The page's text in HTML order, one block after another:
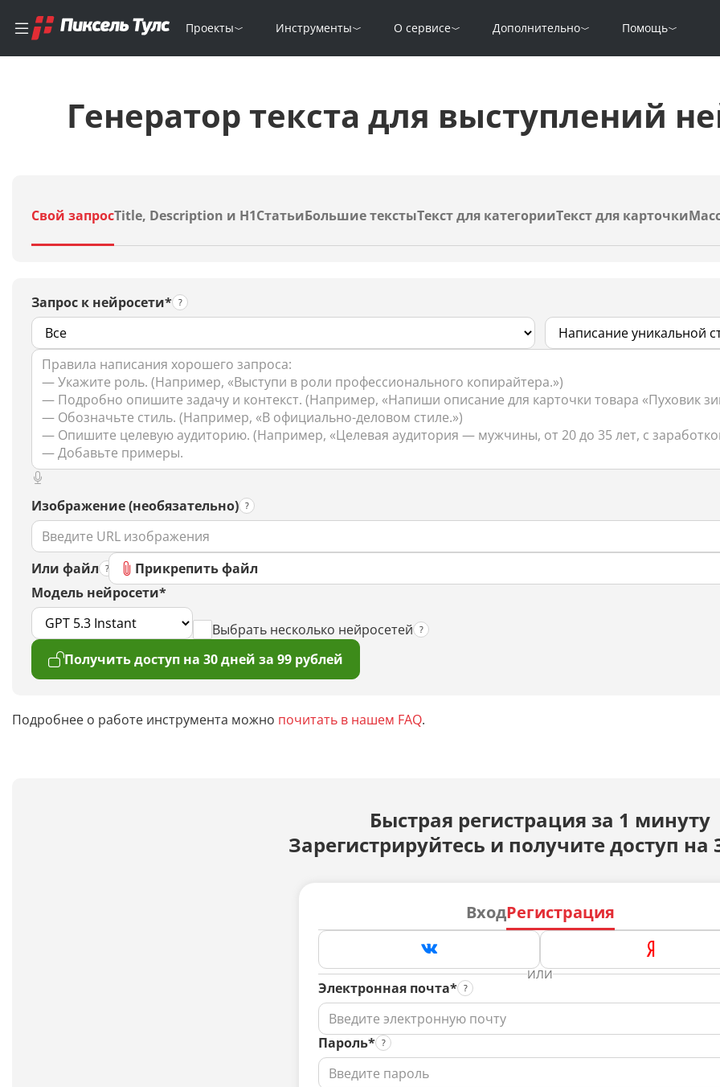
Проекты Инструменты О сервисе Дополнительно Помощь
Генератор текста для выступлений
Свой запросTitle, Description и H1СтатьиБольшие текстыТекст для категорииТекст для карточки
Запрос к нейросети*
Изображение (необязательно)
Или файл
Прикрепить файл
Модель нейросети*
Выбрать несколько нейросетей
Получить доступ на 30 дней за 99 рублей
Подробнее о работе инструмента можно почитать в нашем FAQ.
Быстрая регистрация за 1 минуту
Зарегистрируйтесь и получите доступ на
ВходРегистрация
ИЛИ
Электронная почта*
Пароль*